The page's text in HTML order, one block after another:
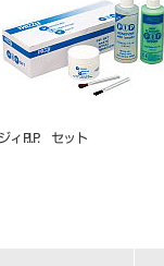
ィP.I.P. セット